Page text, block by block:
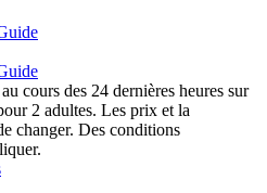
cours des 24 dernières heures sur
2 adultes. Les prix et la
changer. Des conditions